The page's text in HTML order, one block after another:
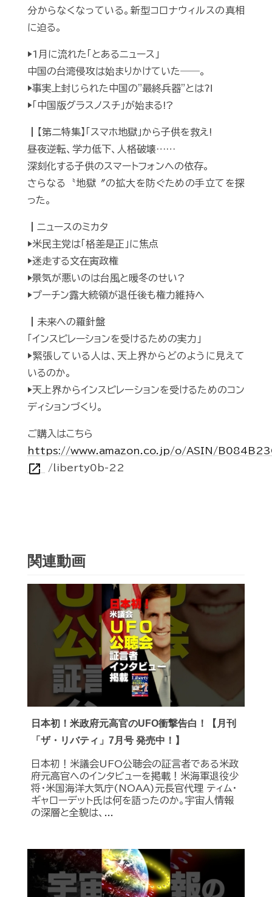
分からなくなっている。新型コロナウィルスの真相
に迫る。
▶1月に流れた「とあるニュース」
中国の台湾侵攻は始まりかけていた――。
▶事実上封じられた中国の"最終兵器"とは⁈
▶「中国版グラスノスチ」が始まる!?
┃【第二特集】「スマホ地獄」から子供を救え!
昼夜逆転、学力低下、人格破壊……
深刻化する子供のスマートフォンへの依存。
さらなる〝地獄〞の拡大を防ぐための手立てを探
った。
┃ニュースのミカタ
▶米民主党は「格差是正」に焦点
▶迷走する文在寅政権
▶景気が悪いのは台風と暖冬のせい?
▶プーチン露大統領が退任後も権力維持へ
┃未来への羅針盤
「インスピレーションを受けるための実力」
▶緊張している人は、天上界からどのように見えて
いるのか。
▶天上界からインスピレーションを受けるためのコン
ディションづくり。
ご購入はこちら
https://www.amazon.co.jp/o/ASIN/
open_in_new /liberty0b-22
関連動画
日本初！米政府元高官のUFO衝撃告白！【月刊
「ザ・リバティ」7月号 発売中！】
日本初！米議会UFO公聴会の証言者である米政
府元高官へのインタビューを掲載！米海軍退役少
将・米国海洋大気庁(NOAA)元長官代理 ティム・
ギャローデット氏は何を語ったのか。宇宙人情報
の深層と全貌は、...